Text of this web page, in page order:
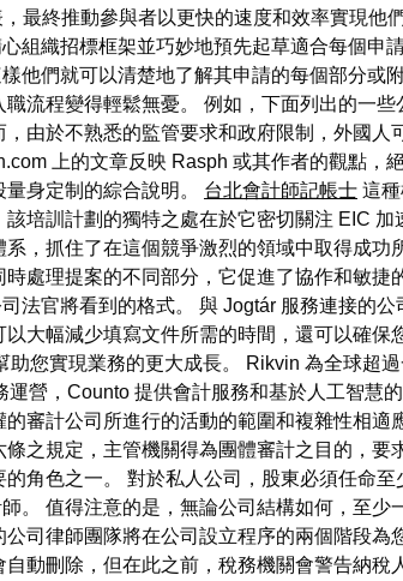
最終推動參與者以更快的速度和效率實現他
組織招標框架並巧妙地預先起草適合每個申
他們就可以清楚地了解其申請的每個部分或
流程變得輕鬆無憂。 例如，下面列出的一
由於不熟悉的監管要求和政府限制，外國
上的文章反映 Rasph 或其作者的觀點，
身定制的綜合說明。 台北會計師記帳士 這
培訓計劃的獨特之處在於它密切關注 EIC
，抓住了在這個競爭激烈的領域中取得成
處理提案的不同部分，它促進了協作和敏
法官將看到的格式。 與 Jogtár 服務連接的
大幅減少填寫文件所需的時間，還可以確保
您實現業務的更大成長。 Rikvin 為全球超
營，Counto 提供會計服務和基於人工智慧
審計公司所進行的活動的範圍和複雜性相
之規定，主管機關得為團體審計之目的，
角色之一。 對於私人公司，股東必須任命
。 值得注意的是，無論公司結構如何，至
司律師團隊將在公司設立程序的兩個階段
動刪除，但在此之前，稅務機關會警告納